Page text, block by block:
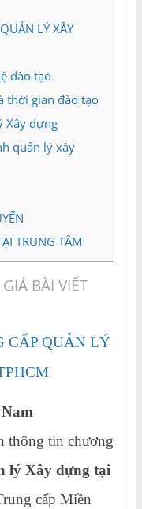
LÝ XÂY
đào tạo
thời gian đào tạo
Xây dựng
quản lý xây
TRUNG TÂM
BÀI VIẾT
CẤP QUẢN LÝ
thông tin chương
lý Xây dựng tại
cấp Miền